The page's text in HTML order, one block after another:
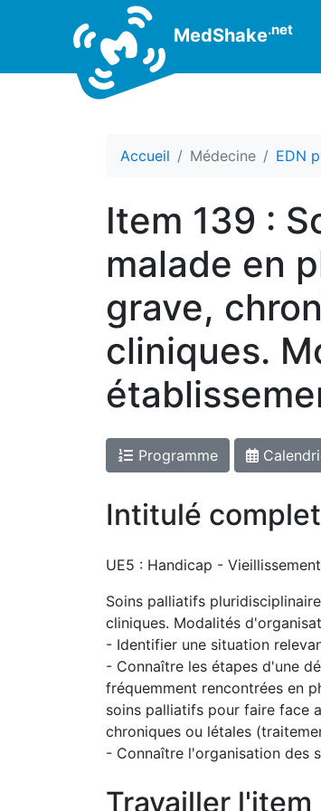
MedShake.net
Accueil Médecine EDN
Item 139 :
malade en
grave,
cliniques.
Programme
Intitulé complet
UE5 : Handicap -
Soins palliatifs
cliniques. Modalités
- Identifier une situation
- Connaître les étapes d'une
fréquemment rencontrées en
soins palliatifs pour faire face
chroniques ou létales
- Connaître l'organisation des
Travailler l'item